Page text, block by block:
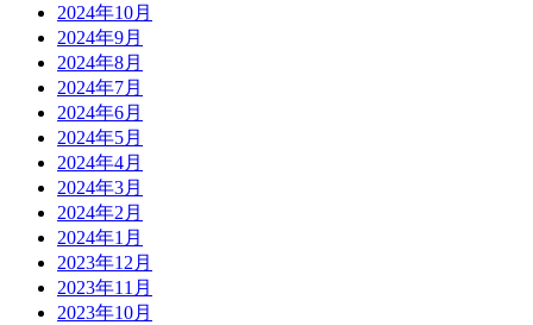
2024年10月
2024年9月
2024年8月
2024年7月
2024年6月
2024年5月
2024年4月
2024年3月
2024年2月
2024年1月
2023年12月
2023年11月
2023年10月